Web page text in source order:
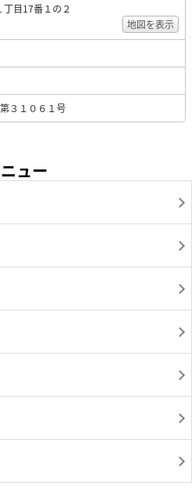
目17番１の２
地図を表示
３１０６１号
ュー